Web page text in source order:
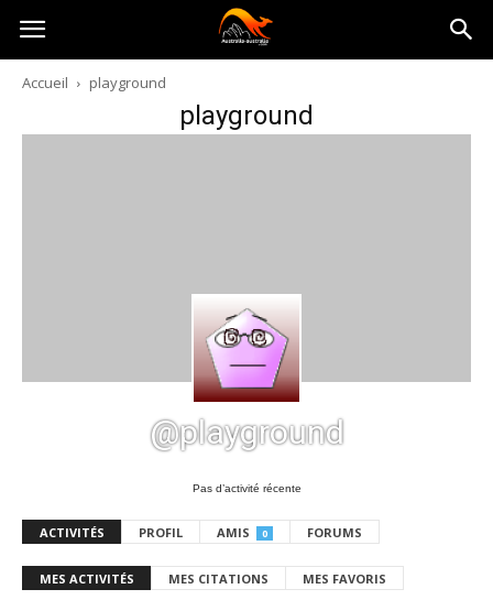
Australia-
australie.com
Accueil playground
playground
@playground
Pas d’activité récente
ACTIVITÉS PROFIL AMIS 0 FORUMS
MES ACTIVITÉS MES CITATIONS MES FAVORIS